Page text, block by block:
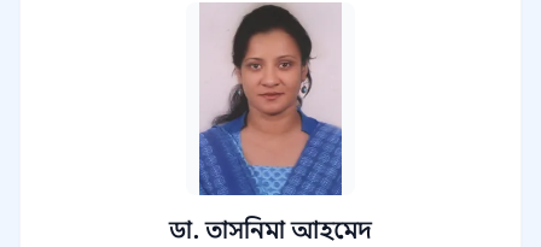
ডা. তাসনিমা আহমেদ